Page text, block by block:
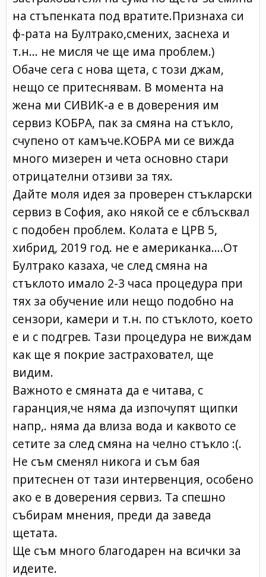
на стъпенката под вратите.Признаха си
ф-рата на Бултрако,смених, заснеха и
т.н... не мисля че ще има проблем.)
Обаче сега с нова щета, с този джам,
нещо се притеснявам. В момента на
жена ми СИВИК-а е в доверения им
сервиз КОБРА, пак за смяна на стъкло,
счупено от камъче.КОБРА ми се вижда
много мизерен и чета основно стари
отрицателни отзиви за тях.
Дайте моля идея за проверен стъкларски
сервиз в София, ако някой се е сблъсквал
с подобен проблем. Колата е ЦРВ 5,
хибрид, 2019 год. не е американка....От
Бултрако казаха, че след смяна на
стъклото имало 2-3 часа процедура при
тях за обучение или нещо подобно на
сензори, камери и т.н. по стъклото, което
е и с подгрев. Тази процедура не виждам
как ще я покрие застраховател, ще
видим.
Важното е смяната да е читава, с
гаранция,че няма да изпочупят щипки
напр,. няма да влиза вода и каквото се
сетите за след смяна на челно стъкло :(.
Не съм сменял никога и съм бая
притеснен от тази интервенция, особено
ако е в доверения сервиз. Та спешно
събирам мнения, преди да заведа
щетата.
Ще съм много благодарен на всички за
идеите.